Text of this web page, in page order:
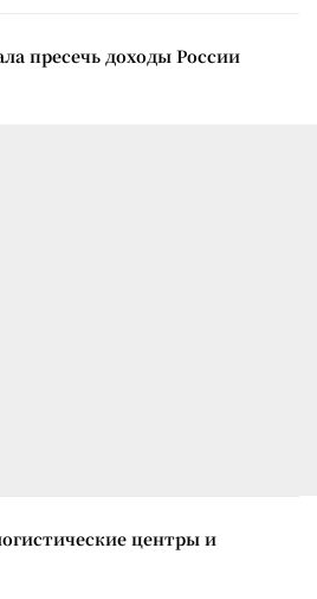
пресечь доходы России
центры и